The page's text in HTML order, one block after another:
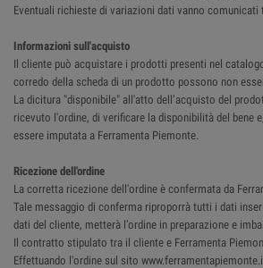
Eventuali richieste di variazioni dati vanno
Informazioni sull'acquisto
Il cliente può acquistare i prodotti presenti nel
corredo della scheda di un prodotto possono non
La dicitura "disponibile" all'atto dell’acquisto del
ricevuto l'ordine, di verificare la disponibilità del bene
essere imputata a Ferramenta Piemonte.
Ricezione dell'ordine
La corretta ricezione dell'ordine è confermata da
Tale messaggio di conferma riproporrà tutti i dati
dati del cliente, metterà l’ordine in preparazione e
Il contratto stipulato tra il cliente e Ferramenta
Effettuando l'ordine sul sito